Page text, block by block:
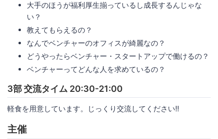
⼤⼿のほうが福利厚⽣揃っているし成⻑するんじゃな
い？
教えてもらえるの？
なんでベンチャーのオフィスが綺麗なの？
どうやったらベンチャー・スタートアップで働けるの？
ベンチャーってどんな⼈を求めているの？
3部 交流タイム 20:30-21:00
軽食を用意しています。じっくり交流してください!!
主催